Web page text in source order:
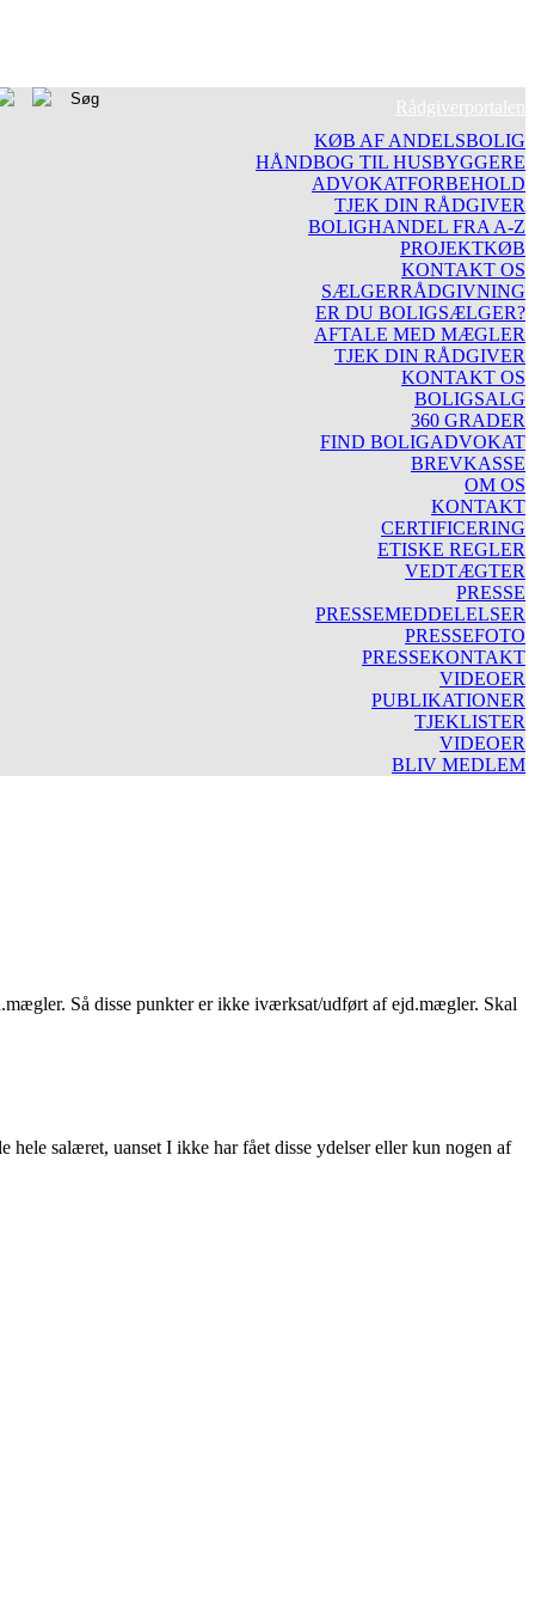
Rådgiverportalen
KØB AF ANDELSBOLIG
HÅNDBOG TIL HUSBYGGERE
ADVOKATFORBEHOLD
TJEK DIN RÅDGIVER
BOLIGHANDEL FRA A-Z
PROJEKTKØB
KONTAKT OS
SÆLGERRÅDGIVNING
ER DU BOLIGSÆLGER?
AFTALE MED MÆGLER
TJEK DIN RÅDGIVER
KONTAKT OS
BOLIGSALG
360 GRADER
FIND BOLIGADVOKAT
BREVKASSE
OM OS
KONTAKT
CERTIFICERING
ETISKE REGLER
VEDTÆGTER
PRESSE
PRESSEMEDDELELSER
PRESSEFOTO
PRESSEKONTAKT
VIDEOER
PUBLIKATIONER
TJEKLISTER
VIDEOER
BLIV MEDLEM
Så disse punkter er ikke iværksat/udført af ejd.mægler. Skal
salæret, uanset I ikke har fået disse ydelser eller kun nogen af